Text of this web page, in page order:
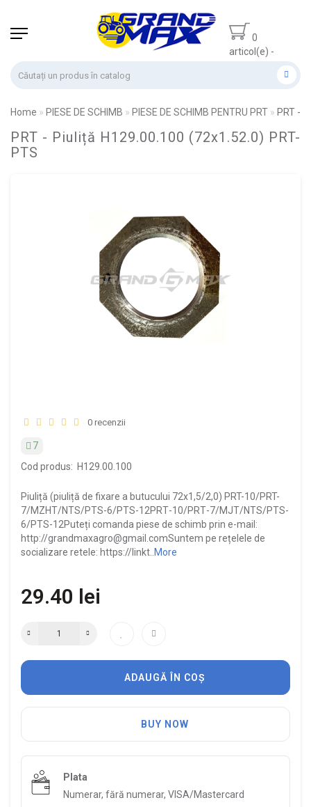
0
articol(e) -
Home PIESE DE SCHIMB PIESE DE SCHIMB PENTRU PRT PRT -
PRT - Piuliță H129.00.100 (72x1.52.0) PRT-
PTS
0 recenzii
7
Cod produs: Н129.00.100
Piuliță (piuliță de fixare a butucului 72x1,5/2,0) PRT-10/PRT-
7/MZHT/NTS/PTS-6/PTS-12PRТ-10/PRТ-7/МJТ/NТS/PТS-
6/PТS-12Puteți comanda piese de schimb prin e-mail:
http://grandmaxagro@gmail.comSuntem pe rețelele de
socializare retele: https://linkt.. More
29.40 lei
ADAUGĂ ÎN COȘ
BUY NOW
Plata
Numerar, fără numerar, VISA/Mastercard